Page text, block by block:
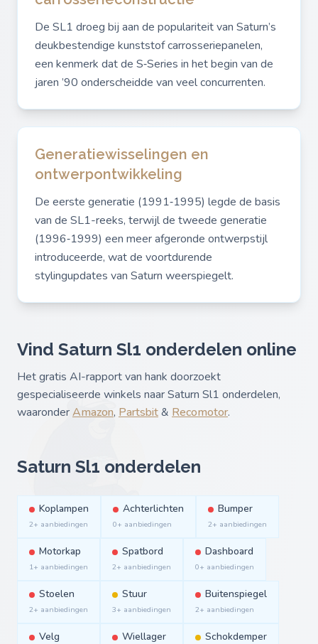
De SL1 droeg bij aan de populariteit van Saturn’s
deukbestendige kunststof carrosseriepanelen,
een kenmerk dat de S‑Series in het begin van de
jaren ’90 onderscheidde van veel concurrenten.
Generatiewisselingen en
ontwerpontwikkeling
De eerste generatie (1991‑1995) legde de basis
van de SL1-reeks, terwijl de tweede generatie
(1996‑1999) een meer afgeronde ontwerpstijl
introduceerde, wat de voortdurende
stylingupdates van Saturn weerspiegelt.
Vind Saturn Sl1 onderdelen online
Het gratis AI-rapport van hank doorzoekt
gespecialiseerde winkels naar Saturn Sl1 onderdelen,
waaronderAmazon, Partsbit& Recomotor.
Saturn Sl1 onderdelen
Koplampen
2+ aanbiedingen
Achterlichten
0+ aanbiedingen
Bumper
2+ aanbiedingen
Motorkap
1+ aanbiedingen
Spatbord
2+ aanbiedingen
Dashboard
0+ aanbiedingen
Stoelen
2+ aanbiedingen
Stuur
3+ aanbiedingen
Buitenspiegel
2+ aanbiedingen
Velg Wiellager Schokdemper